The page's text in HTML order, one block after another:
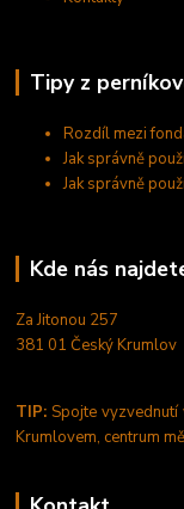
Tipy z
Rozdíl mezi
Jak správně
Jak správně
Kde nás
Za Jitonou 257
381 01 Český Krumlov
TIP: Spojte vyzvednutí
Krumlovem, centrum